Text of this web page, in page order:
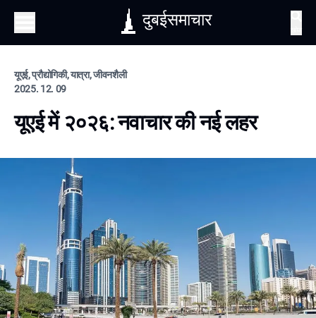
दुबईसमाचार
यूएई, प्रौद्योगिकी, यात्रा, जीवनशैली
2025. 12. 09
यूएई में २०२६: नवाचार की नई लहर